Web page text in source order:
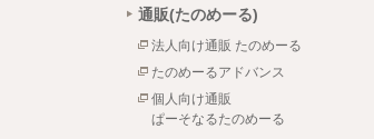
通販(たのめーる)
法人向け通販 たのめーる
たのめーるアドバンス
個人向け通販
ぱーそなるたのめーる